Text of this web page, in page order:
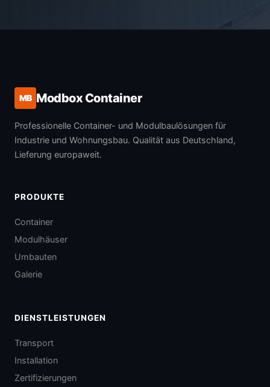
MB Modbox Container
Professionelle Container- und Modulbaulösungen für
Industrie und Wohnungsbau. Qualität aus Deutschland,
Lieferung europaweit.
PRODUKTE
Container
Modulhäuser
Umbauten
Galerie
DIENSTLEISTUNGEN
Transport
Installation
Zertifizierungen